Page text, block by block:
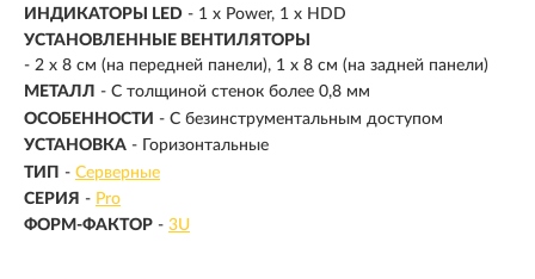
ИНДИКАТОРЫ LED - 1 x Power, 1 x HDD
УСТАНОВЛЕННЫЕ ВЕНТИЛЯТОРЫ
- 2 x 8 см (на передней панели), 1 x 8 см (на задней панели)
МЕТАЛЛ - С толщиной стенок более 0,8 мм
ОСОБЕННОСТИ - С безинструментальным доступом
УСТАНОВКА - Горизонтальные
ТИП - Серверные
СЕРИЯ - Pro
ФОРМ-ФАКТОР - 3U